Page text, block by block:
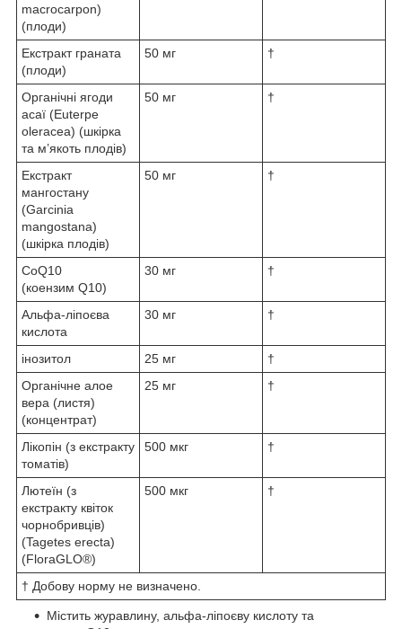
macrocarpon)
(плоди)
Екстракт граната
(плоди)
50 мг †
Органічні ягоди
асаї (Euterpe
oleracea) (шкірка
та м’якоть плодів)
50 мг †
Екстракт
мангостану
(Garcinia
mangostana)
(шкірка плодів)
50 мг †
CoQ10
(коензим Q10)
30 мг †
Альфа-ліпоєва
кислота
30 мг †
інозитол 25 мг
†
Органічне алое
вера (листя)
(концентрат)
25 мг †
Лікопін (з екстракту
томатів)
500 мкг †
Лютеїн (з
екстракту квіток
чорнобривців)
(Tagetes erecta)
(FloraGLO®)
500 мкг †
† Добову норму не визначено.
Містить журавлину, альфа-ліпоєву кислоту та